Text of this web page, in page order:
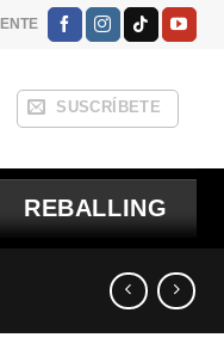
SUSCRÍBETE
REBALLING